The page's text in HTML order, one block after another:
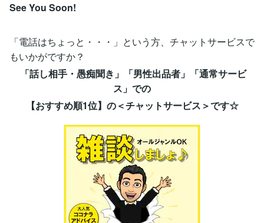
See You Soon!
「電話はちょっと・・・」という方、チャットサービスで
もいかがですか？
「話し相手・愚痴聞き」「男性出品者」「通常サービ
ス」での
【おすすめ順1位】の＜チャットサービス＞です☆